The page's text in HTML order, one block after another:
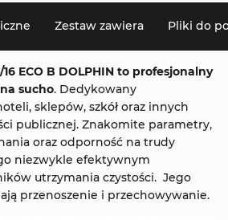
Zestaw zawiera Pliki do
16 ECO B DOLPHIN to profesjonalny
sucho. Dedykowany
sklepów, szkół oraz innych
publicznej. Znakomite parametry,
oraz odporność na trudy
niezwykle efektywnym
utrzymania czystości. Jego
przenoszenie i przechowywanie.